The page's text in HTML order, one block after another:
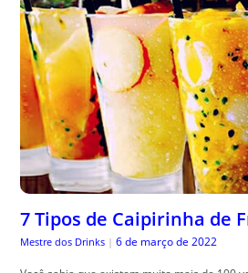
7 Tipos de Caipirinha de
Mestre dos Drinks | 6 de março de 2022